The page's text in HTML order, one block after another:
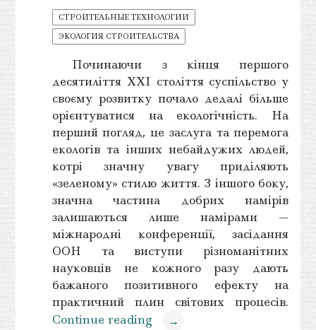
СТРОИТЕЛЬНЫЕ ТЕХНОЛОГИИ
ЭКОЛОГИЯ СТРОИТЕЛЬСТВА
Починаючи з кінця першого
десятиліття ХХІ століття суспільство у
своєму розвитку почало дедалі більше
орієнтуватися на екологічність. На
перший погляд, це заслуга та перемога
екологів та інших небайдужих людей,
котрі значну увагу приділяють
«зеленому» стилю життя. З іншого боку,
значна частина добрих намірів
залишаються лише намірами —
міжнародні конференції, засідання
ООН та виступи різноманітних
науковців не кожного разу дають
бажаного позитивного ефекту на
практичний плин світових процесів.
Continue reading
→